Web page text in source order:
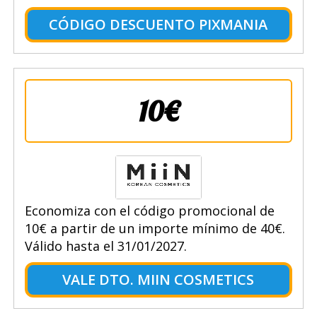
CÓDIGO DESCUENTO PIXMANIA
10€
Economiza con el código promocional de
10€ a partir de un importe mínimo de 40€.
Válido hasta el 31/01/2027.
VALE DTO. MIIN COSMETICS